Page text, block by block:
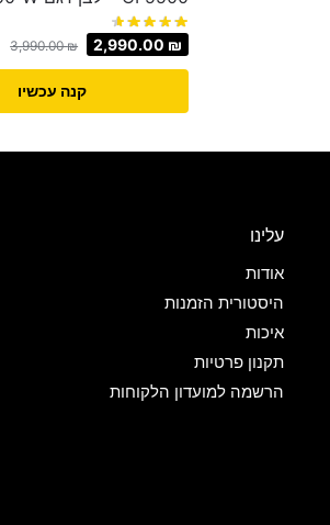
3,990.00₪ 2,990.00 ₪
קנה עכשיו
עלינו
אודות
היסטורית הזמנות
איכות
תקנון פרטיות
הרשמה למועדון הלקוחות